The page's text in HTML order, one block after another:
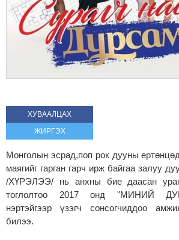
ХУВААЛЦАХ
ЖИРГЭХ
Монголын эсрад,поп рок дууны
маягийг гарган гарч ирж байгаа залуу
/ХҮРЭЛЭЭ/ нь анхны бие даасан
тоглолтоо 2017 онд "МИНИЙ
нэртэйгээр үзэгч сонсогчиддоо
билээ.